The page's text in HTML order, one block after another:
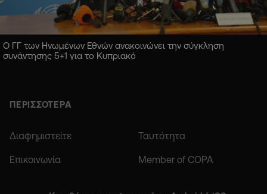
Ο ΓΓ των Ηνωμένων Εθνών ανακοινώνει την σύγκληση
συνάντησης 5+1 για το Κυπριακό
ΠΕΡΙΣΣΟΤΕΡΑ
Διαφημιστείτε Ταυτότητα
Επικοινωνία Member of COPA